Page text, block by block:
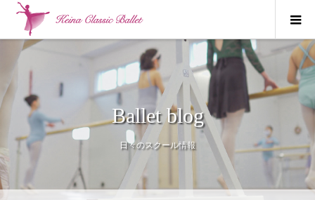
Ballet blog
日々のスクール情報